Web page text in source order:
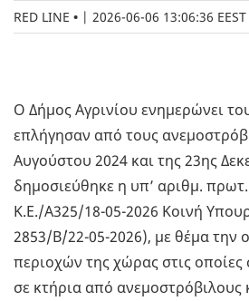
RED LINE | 2026-06-06 13:06:36 EEST
Ο Δήμος Αγρινίου ενημερώνει
επλήγησαν από τους
Αυγούστου 2024 και της 23ης
δημοσιεύθηκε η υπ’ αριθμ.
Κ.Ε./Α325/18-05-2026 Κοινή
2853/Β΄/22-05-2026), με θέμα την
περιοχών της χώρας στις
σε κτήρια από ανεμοστρόβιλους